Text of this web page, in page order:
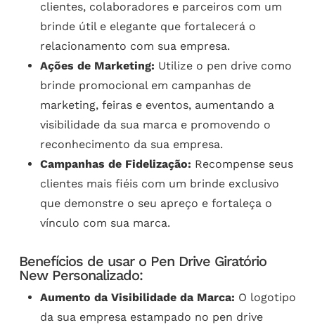
clientes, colaboradores e parceiros com um
brinde útil e elegante que fortalecerá o
relacionamento com sua empresa.
Ações de Marketing: Utilize o pen drive como
brinde promocional em campanhas de
marketing, feiras e eventos, aumentando a
visibilidade da sua marca e promovendo o
reconhecimento da sua empresa.
Campanhas de Fidelização: Recompense seus
clientes mais fiéis com um brinde exclusivo
que demonstre o seu apreço e fortaleça o
vínculo com sua marca.
Benefícios de usar o Pen Drive Giratório
New Personalizado:
Aumento da Visibilidade da Marca: O logotipo
da sua empresa estampado no pen drive